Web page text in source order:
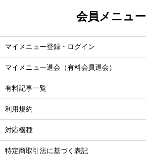
会員メニュー
マイメニュー登録・ログイン
マイメニュー退会（有料会員退会）
有料記事一覧
利用規約
対応機種
特定商取引法に基づく表記